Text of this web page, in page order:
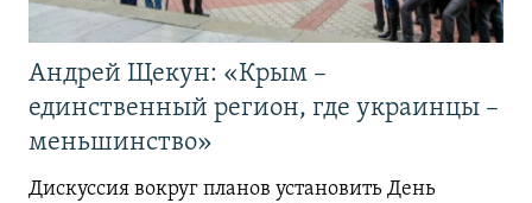
Андрей Щекун: «Крым –
единственный регион, где украинцы –
меньшинство»
Дискуссия вокруг планов установить День